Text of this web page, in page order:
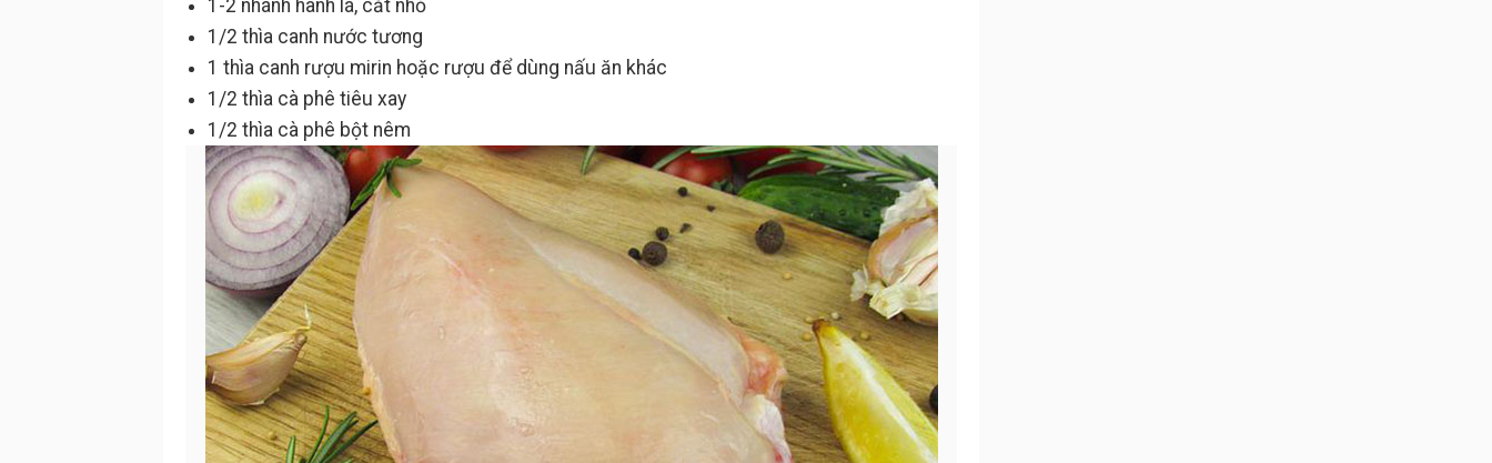
1-2 nhánh hành lá, cắt nhỏ
1/2 thìa canh nước tương
1 thìa canh rượu mirin hoặc rượu để dùng nấu ăn khác
1/2 thìa cà phê tiêu xay
1/2 thìa cà phê bột nêm